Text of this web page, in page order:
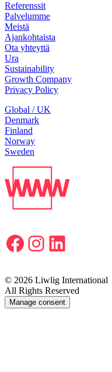
Referenssit
Palvelumme
Meistä
Ajankohtaista
Ota yhteyttä
Ura
Sustainability
Growth Company
Privacy Policy
Global / UK
Denmark
Finland
Norway
Sweden
Facebook
Instagram
LinkedIn
© 2026 Liwlig International
All Rights Reserved
Manage consent